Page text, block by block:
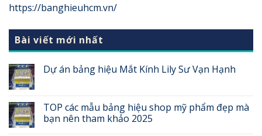
https://banghieuhcm.vn/
Bài viết mới nhất
Dự án bảng hiệu Mắt Kính Lily Sư Vạn Hạnh
TOP các mẫu bảng hiệu shop mỹ phẩm đẹp mà
bạn nên tham khảo 2025